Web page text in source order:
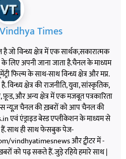
Vindhya Times
जो विन्ध्य क्षेत्र में एक सार्थक,सकारात्मक
के लिए अपनी जाना जाता है.चैनल के माध्यम
फिल्म के साथ-साथ विन्ध्य क्षेत्र और मप्र.
विन्ध्य क्षेत्र की राजनीति, युवा, सांस्कृतिक,
फ़ूड, और अन्य क्षेत्र में एक मजबूत पत्रकारिता
न्यूज़ चैनल की ख़बरों को आप चैनल की
एवं एंड्राइड बेस्ड एप्लीकेशन के माध्यम से
हैं. साथ ही साथ फेसबुक पेज-
vindhyatimesnews और ट्वीटर में -
को पढ़ सकते हैं. जुड़े रहिये हमारे साथ |